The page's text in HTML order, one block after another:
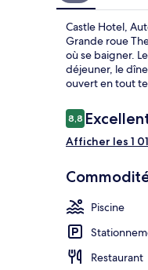
Castle Hotel,
Grande roue
où se baigner.
déjeuner, le
ouvert en tout
Avis
8,88,8 sur 10 –
Afficher les 1
Piscine
Restaurant